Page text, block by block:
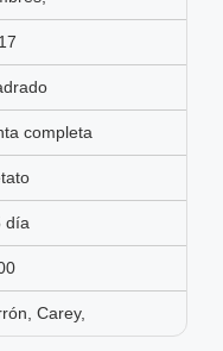
completa
día
Carey,